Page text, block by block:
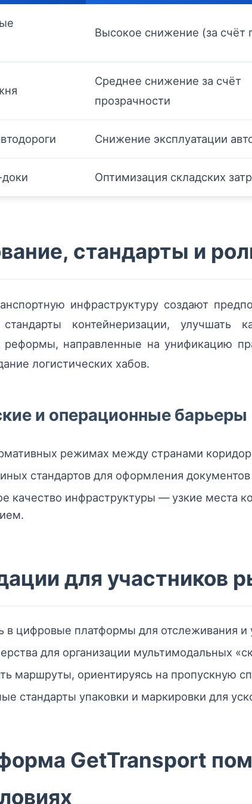
Высокое снижение (за счёт
Среднее снижение за счёт
прозрачности
Снижение эксплуатации
Оптимизация складских
стандарты и
инфраструктуру создают
контейнеризации, улучшать
реформы, направленные на унификацию
логистических хабов.
и операционные барьеры
режимах между странами
стандартов для оформления
качество инфраструктуры — узкие места
для участников
в цифровые платформы для отслеживания и
для организации мультимодальных
маршруты, ориентируясь на пропускную
стандарты упаковки и маркировки для
GetTransport